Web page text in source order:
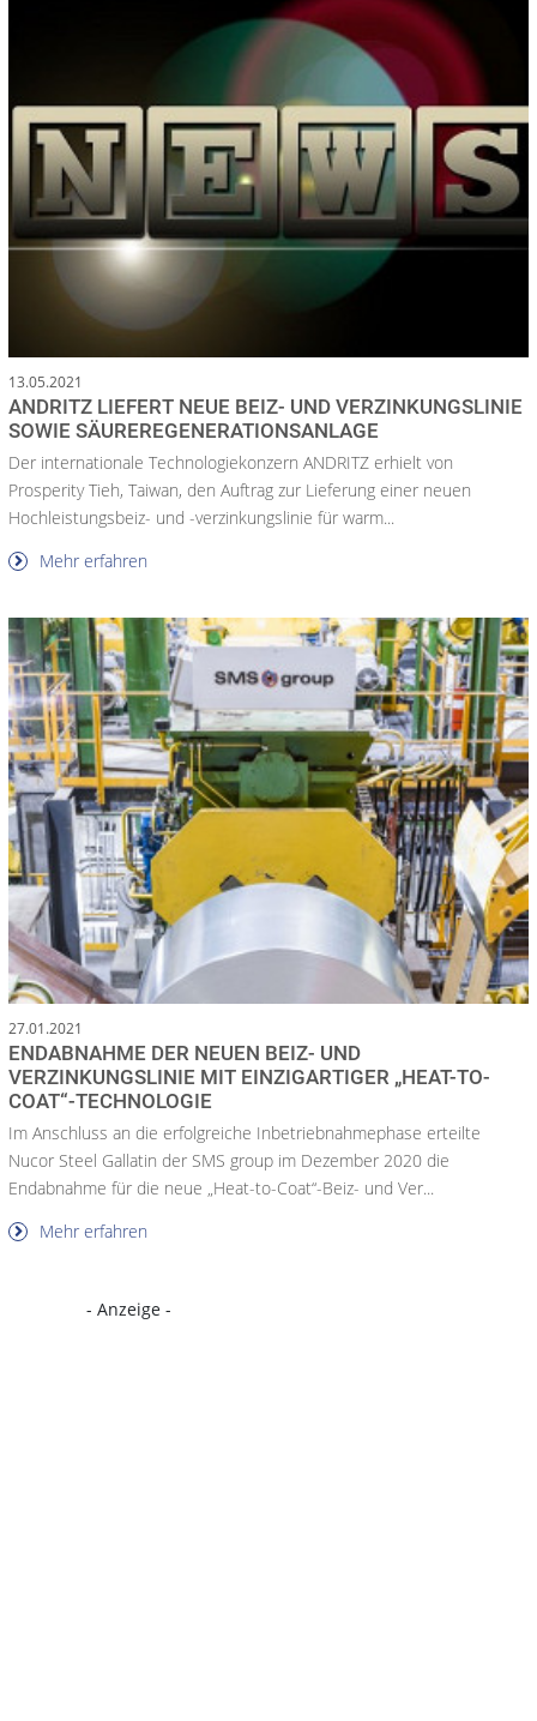
13.05.2021
ANDRITZ LIEFERT NEUE BEIZ- UND VERZINKUNGSLINIE
SOWIE SÄUREREGENERATIONSANLAGE
Der internationale Technologiekonzern ANDRITZ erhielt von
Prosperity Tieh, Taiwan, den Auftrag zur Lieferung einer neuen
Hochleistungsbeiz- und -verzinkungslinie für warm...
Mehr erfahren
27.01.2021
ENDABNAHME DER NEUEN BEIZ- UND
VERZINKUNGSLINIE MIT EINZIGARTIGER „HEAT-TO-
COAT“-TECHNOLOGIE
Im Anschluss an die erfolgreiche Inbetriebnahmephase erteilte
Nucor Steel Gallatin der SMS group im Dezember 2020 die
Endabnahme für die neue „Heat-to-Coat“-Beiz- und Ver...
Mehr erfahren
- Anzeige -